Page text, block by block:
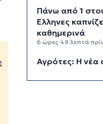
Πάνω από 1
Έλληνες
καθημερινά
6 ώρες 49 λεπτά
Αγρότες: Η νέα
myAGRO, οι